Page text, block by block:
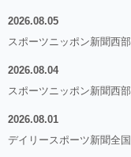
2026.08.05
スポーツニッポン新聞西
2026.08.04
スポーツニッポン新聞西
2026.08.01
デイリースポーツ新聞全